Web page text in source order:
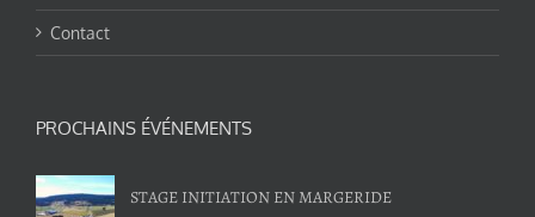
Contact
PROCHAINS ÉVÉNEMENTS
STAGE INITIATION EN MARGERIDE